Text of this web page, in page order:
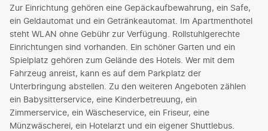
Zur Einrichtung gehören eine Gepäckaufbewahrung, ein Safe,
ein Geldautomat und ein Getränkeautomat. Im Apartmenthotel
steht WLAN ohne Gebühr zur Verfügung. Rollstuhlgerechte
Einrichtungen sind vorhanden. Ein schöner Garten und ein
Spielplatz gehören zum Gelände des Hotels. Wer mit dem
Fahrzeug anreist, kann es auf dem Parkplatz der
Unterbringung abstellen. Zu den weiteren Angeboten zählen
ein Babysitterservice, eine Kinderbetreuung, ein
Zimmerservice, ein Wäscheservice, ein Friseur, eine
Münzwäscherei, ein Hotelarzt und ein eigener Shuttlebus.